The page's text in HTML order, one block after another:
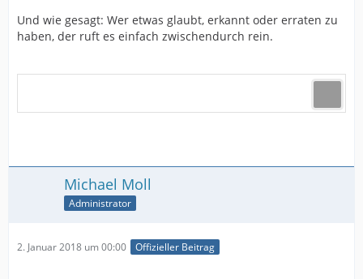
Und wie gesagt: Wer etwas glaubt, erkannt oder erraten zu
haben, der ruft es einfach zwischendurch rein.
Michael Moll
Administrator
2. Januar 2018 um 00:00 Offizieller Beitrag